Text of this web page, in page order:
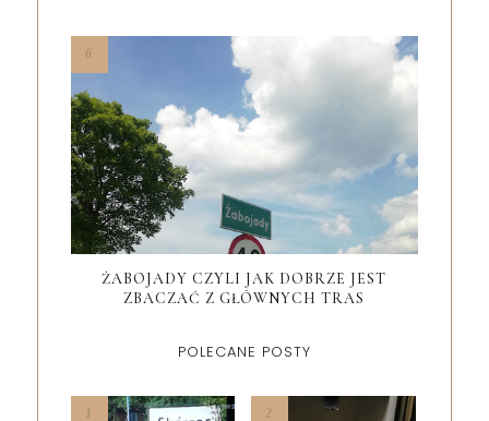
ŻABOJADY CZYLI JAK DOBRZE JEST
ZBACZAĆ Z GŁÓWNYCH TRAS
POLECANE POSTY